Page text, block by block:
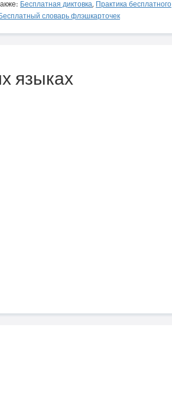
Бесплатная диктовка, Практика бесплатного
словарь флэшкарточек
языках